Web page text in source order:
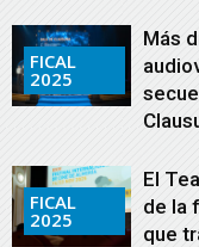
FICAL
2025
Más
FICAL
2025
El
de la
que